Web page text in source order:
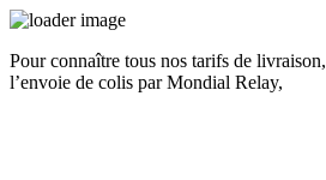
Pour connaître tous nos tarifs de livraison,
l’envoie de colis par Mondial Relay,